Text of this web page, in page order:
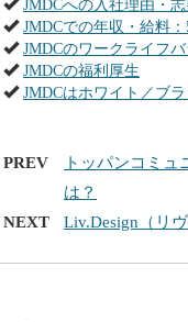
JMDCへの入社理由・
JMDCでの年収・給料：
JMDCのワークライフ
JMDCの福利厚生
JMDCはホワイト／ブラ
PREV
トッパンコミュ
は？
NEXT
Liv.Design（リ